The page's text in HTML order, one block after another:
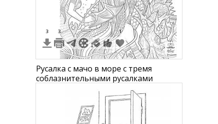
3 3 1
Русалка с мачо в море с тремя
соблазнительными русалками